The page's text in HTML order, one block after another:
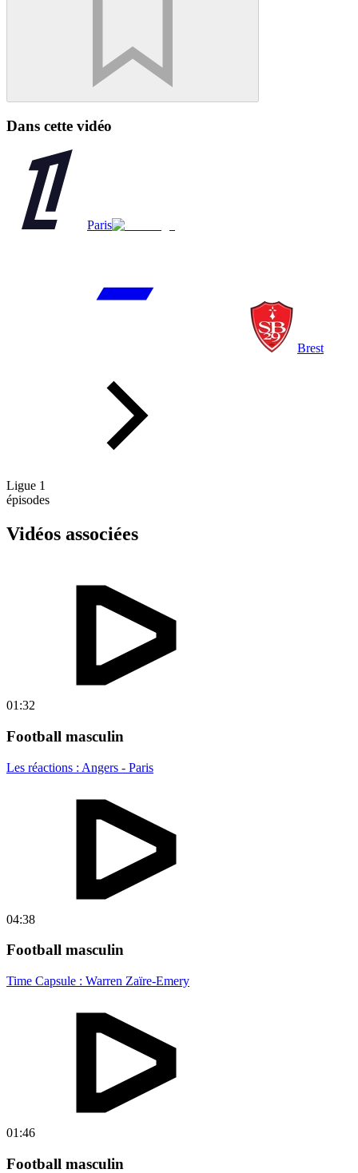
Dans cette vidéo
Paris
Brest
Ligue 1
épisodes
Vidéos associées
01:32
Football masculin
Les réactions : Angers - Paris
04:38
Football masculin
Time Capsule : Warren Zaïre-Emery
01:46
Football masculin